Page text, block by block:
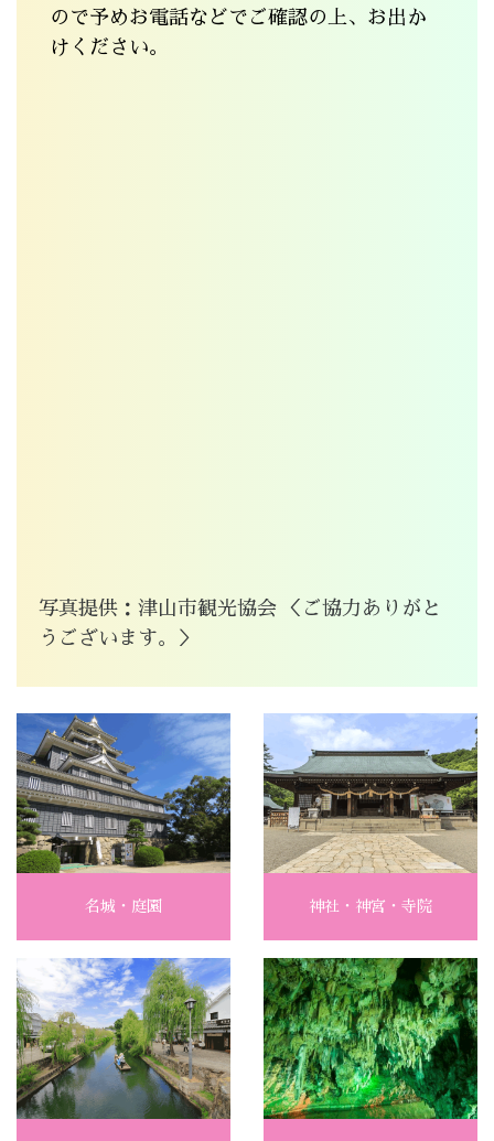
ので予めお電話などでご確認の上、お出か
けください。
写真提供：津山市観光協会 ＜ご協力ありがと
うございます。＞
名城・庭園 神社・神宮・寺院